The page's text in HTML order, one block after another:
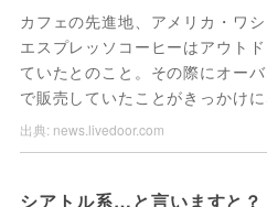
カフェの先進地、アメリカ・ワ
エスプレッソコーヒーはアウト
ていたとのこと。その際にオー
で販売していたことがきっかけに
出典: news.livedoor.com
シアトル系…と言いますと？